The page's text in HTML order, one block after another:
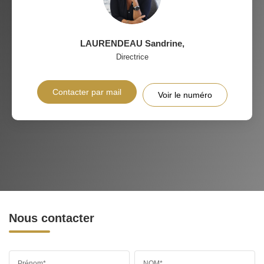
LAURENDEAU Sandrine,
Directrice
Contacter par mail Voir le numéro
Nous contacter